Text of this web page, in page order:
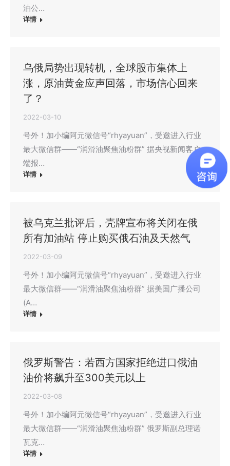
油公…
详情
乌俄局势出现转机，全球股市集体上
涨，原油黄金应声回落，市场信心回来
了？
2022-03-10
号外！加小编阿元微信号“rhyayuan”，受邀进入行业
最大微信群——“润滑油聚焦油粉群” 据央视新闻客户
端报…
详情
被乌克兰批评后，壳牌宣布将关闭在俄
所有加油站 停止购买俄石油及天然气
2022-03-09
号外！加小编阿元微信号“rhyayuan”，受邀进入行业
最大微信群——“润滑油聚焦油粉群” 据美国广播公司
(A…
详情
俄罗斯警告：若西方国家拒绝进口俄油
油价将飙升至300美元以上
2022-03-08
号外！加小编阿元微信号“rhyayuan”，受邀进入行业
最大微信群——“润滑油聚焦油粉群” 俄罗斯副总理诺
瓦克…
详情